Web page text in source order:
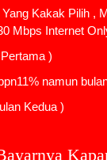
Kakak Pilih ,
Mbps Internet
)
namun
Kedua )